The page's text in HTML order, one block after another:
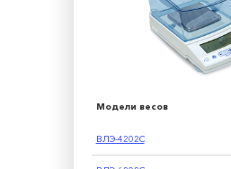
Модели весов
ВЛЭ-4202С